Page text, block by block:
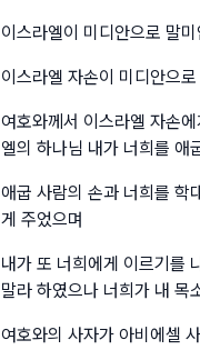
이스라엘이 미디안으로 말
이스라엘 자손이 미디안으
여호와께서 이스라엘 자손
엘의 하나님 내가 너희를 애
애굽 사람의 손과 너희를 학
게 주었으며
내가 또 너희에게 이르기를
말라 하였으나 너희가 내 목
여호와의 사자가 아비에셀